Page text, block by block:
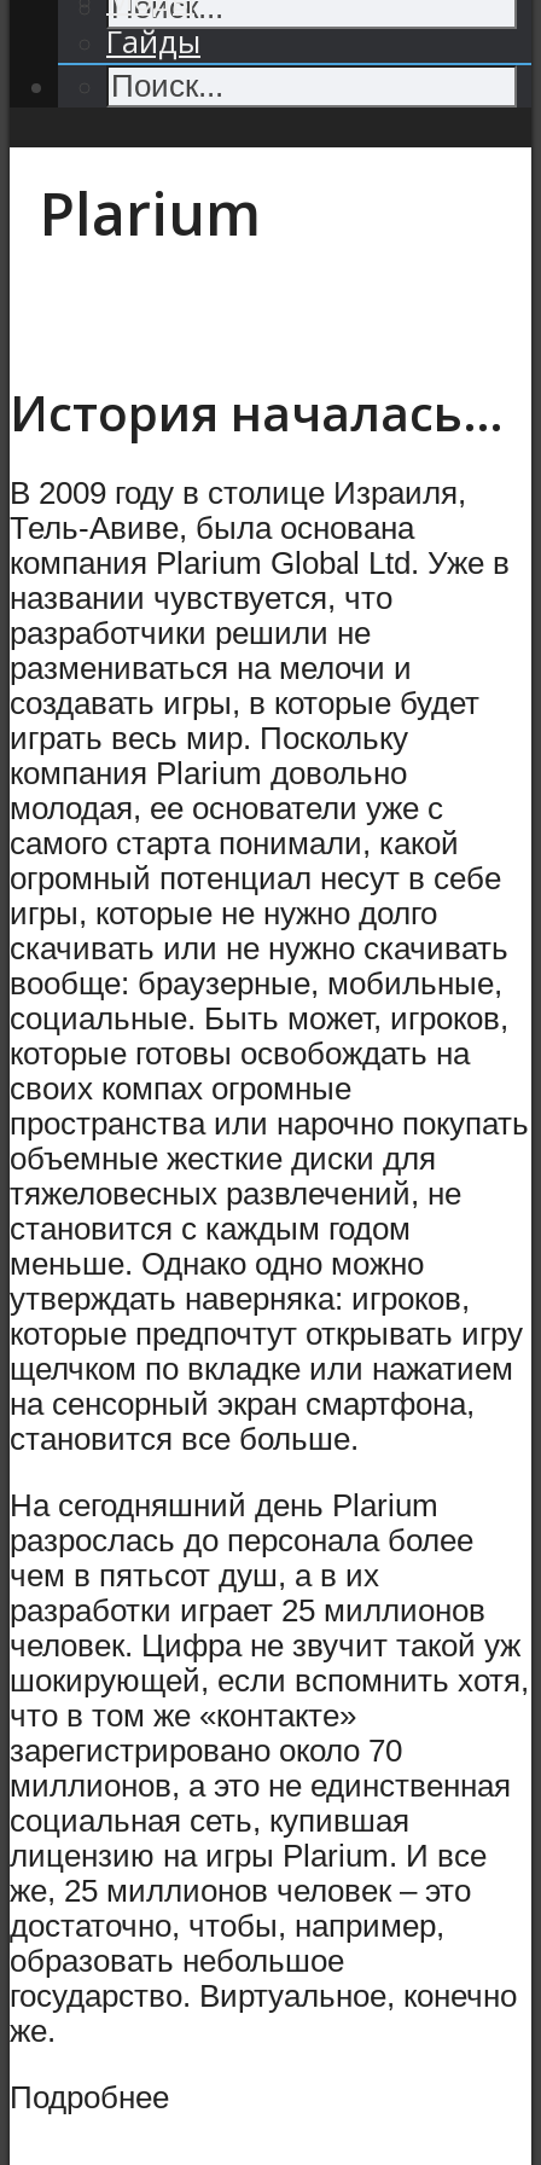
Гайды
Plarium
История началась…
В 2009 году в столице Израиля,
Тель-Авиве, была основана
компания Plarium Global Ltd. Уже в
названии чувствуется, что
разработчики решили не
размениваться на мелочи и
создавать игры, в которые будет
играть весь мир. Поскольку
компания Plarium довольно
молодая, ее основатели уже с
самого старта понимали, какой
огромный потенциал несут в себе
игры, которые не нужно долго
скачивать или не нужно скачивать
вообще: браузерные, мобильные,
социальные. Быть может, игроков,
которые готовы освобождать на
своих компах огромные
пространства или нарочно покупать
объемные жесткие диски для
тяжеловесных развлечений, не
становится с каждым годом
меньше. Однако одно можно
утверждать наверняка: игроков,
которые предпочтут открывать игру
щелчком по вкладке или нажатием
на сенсорный экран смартфона,
становится все больше.
На сегодняшний день Plarium
разрослась до персонала более
чем в пятьсот душ, а в их
разработки играет 25 миллионов
человек. Цифра не звучит такой уж
шокирующей, если вспомнить хотя,
что в том же «контакте»
зарегистрировано около 70
миллионов, а это не единственная
социальная сеть, купившая
лицензию на игры Plarium. И все
же, 25 миллионов человек – это
достаточно, чтобы, например,
образовать небольшое
государство. Виртуальное, конечно
же.
Подробнее